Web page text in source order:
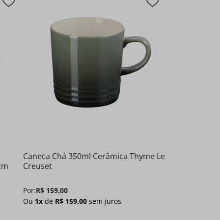
Caneca Chá 350ml Cerâmica Thyme Le
Creuset
Por:R$ 159,00
Ou 1xde R$ 159,00sem juros